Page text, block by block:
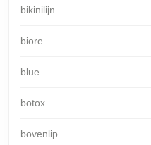
bikinilijn
biore
blue
botox
bovenlip